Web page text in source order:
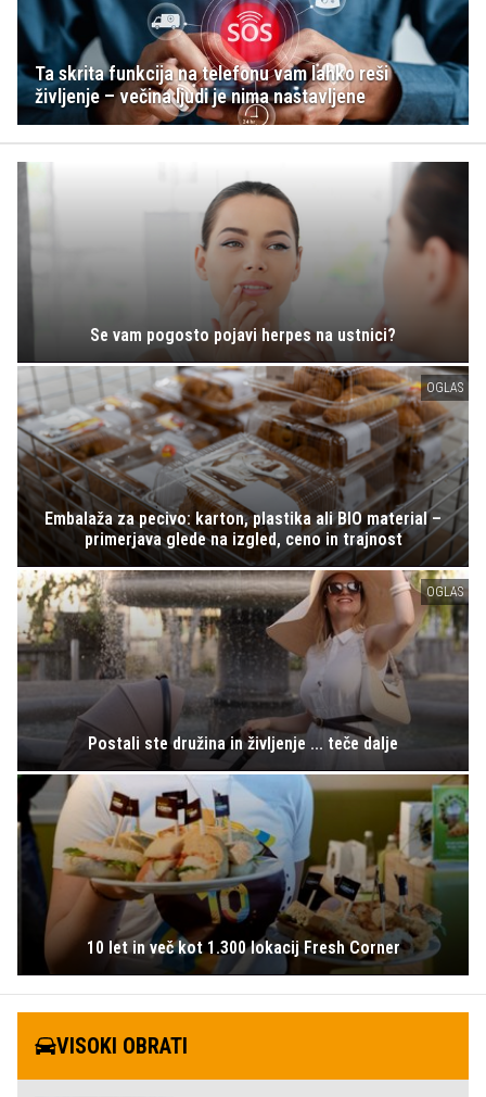
Ta skrita funkcija na telefonu vam lahko reši
življenje – večina ljudi je nima nastavljene
Se vam pogosto pojavi herpes na ustnici?
OGLAS
Embalaža za pecivo: karton, plastika ali BIO material –
primerjava glede na izgled, ceno in trajnost
OGLAS
Postali ste družina in življenje ... teče dalje
10 let in več kot 1.300 lokacij Fresh Corner
VISOKI OBRATI